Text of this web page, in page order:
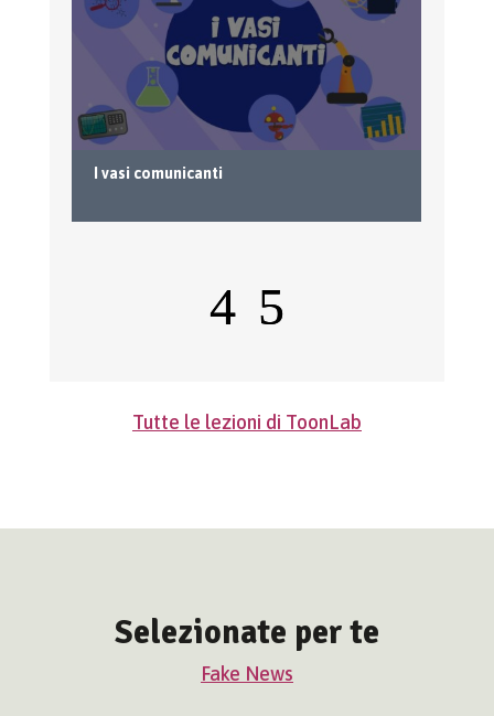
I vasi comunicanti
Tutte le lezioni di ToonLab
Selezionate per te
Fake News